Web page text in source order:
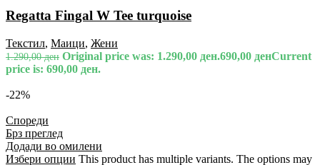
Regatta Fingal W Tee turquoise
Текстил, Маици, Жени
1.290,00ден Original price was: 1.290,00 ден.690,00 денCurrent
price is: 690,00 ден.
-22%
Спореди
Брз преглед
Додади во омилени
Избери опции This product has multiple variants. The options may